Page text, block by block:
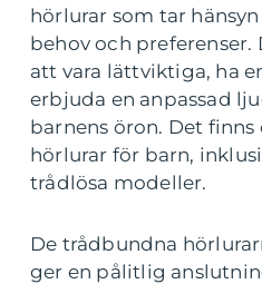
hörlurar som tar
behov och
att vara lättviktiga, ha
erbjuda en anpassad
barnens öron. Det finns
hörlurar för barn,
trådlösa modeller.
De trådbundna
ger en pålitlig